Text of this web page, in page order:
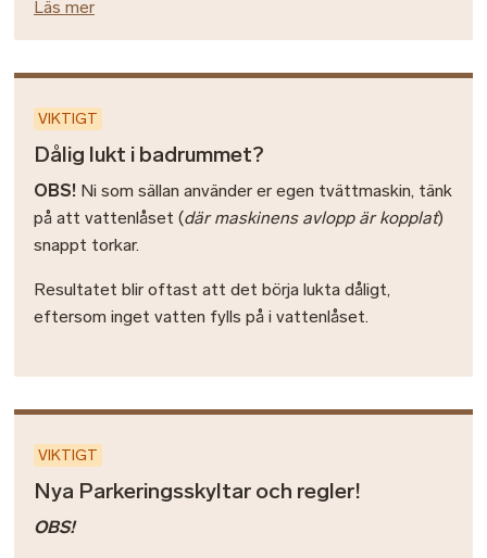
Läs mer
VIKTIGT
Dålig lukt i badrummet?
OBS! Ni som sällan använder er egen tvättmaskin, tänk
på att vattenlåset (där maskinens avlopp är kopplat)
snappt torkar.
Resultatet blir oftast att det börja lukta dåligt,
eftersom inget vatten fylls på i vattenlåset.
VIKTIGT
Nya Parkeringsskyltar och regler!
OBS!